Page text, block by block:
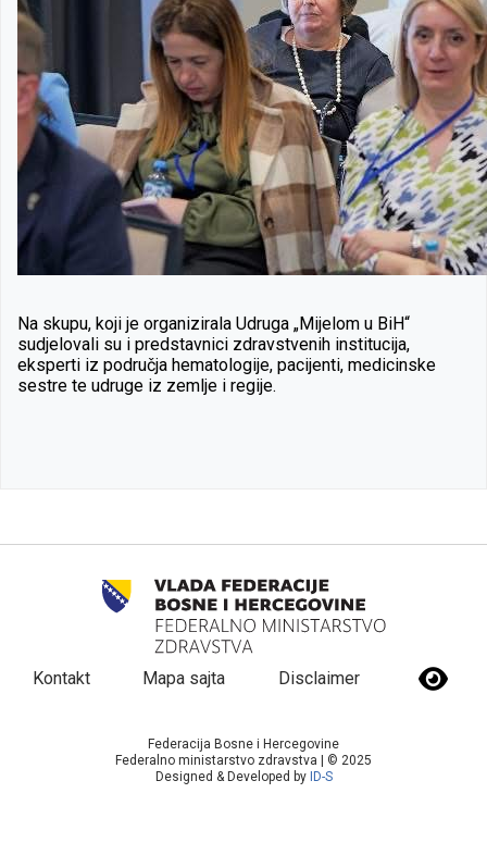
Na skupu, koji je organizirala Udruga „Mijelom u BiH“
sudjelovali su i predstavnici zdravstvenih institucija,
eksperti iz područja hematologije, pacijenti, medicinske
sestre te udruge iz zemlje i regije.
Kontakt Mapa sajta Disclaimer
Federacija Bosne i Hercegovine
Federalno ministarstvo zdravstva | © 2025
Designed & Developed by ID-S